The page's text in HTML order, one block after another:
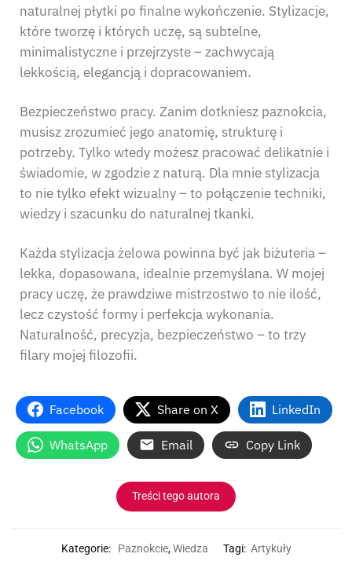
naturalnej płytki po finalne wykończenie. Stylizacje,
które tworzę i których uczę, są subtelne,
minimalistyczne i przejrzyste – zachwycają
lekkością, elegancją i dopracowaniem.
Bezpieczeństwo pracy. Zanim dotkniesz paznokcia,
musisz zrozumieć jego anatomię, strukturę i
potrzeby. Tylko wtedy możesz pracować delikatnie i
świadomie, w zgodzie z naturą. Dla mnie stylizacja
to nie tylko efekt wizualny – to połączenie techniki,
wiedzy i szacunku do naturalnej tkanki.
Każda stylizacja żelowa powinna być jak biżuteria –
lekka, dopasowana, idealnie przemyślana. W mojej
pracy uczę, że prawdziwe mistrzostwo to nie ilość,
lecz czystość formy i perfekcja wykonania.
Naturalność, precyzja, bezpieczeństwo – to trzy
filary mojej filozofii.
Facebook Share on X LinkedIn
WhatsApp Email Copy Link
Treści tego autora
Kategorie: Paznokcie,Wiedza Tagi: Artykuły